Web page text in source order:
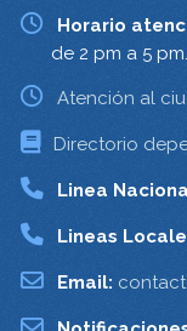
Horario
de 2 pm a 5 pm.
Atención al
Directorio
Linea
Lineas
Email: